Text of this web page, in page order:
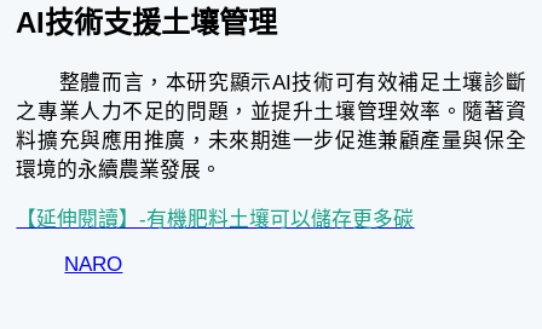
AI技術支援土壤管理
整體而言，本研究顯示AI技術可有效補足土壤診斷
之專業人力不足的問題，並提升土壤管理效率。隨著資
料擴充與應用推廣，未來期進一步促進兼顧產量與保全
環境的永續農業發展。
【延伸閱讀】-有機肥料土壤可以儲存更多碳
NARO